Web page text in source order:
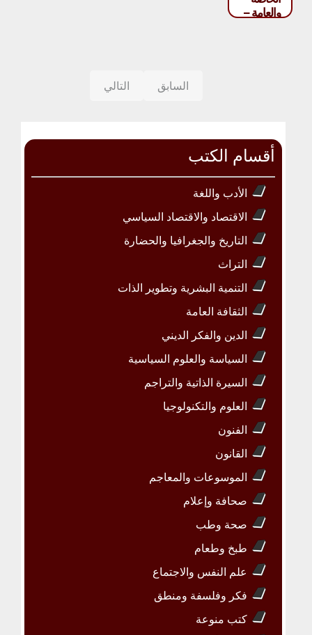
والعامة –
السابق التالي
أقسام الكتب
الأدب واللغة
الاقتصاد والاقتصاد السياسي
التاريخ والجغرافيا والحضارة
التراث
التنمية البشرية وتطوير الذات
الثقافة العامة
الدين والفكر الديني
السياسة والعلوم السياسية
السيرة الذاتية والتراجم
العلوم والتكنولوجيا
الفنون
القانون
الموسوعات والمعاجم
صحافة وإعلام
صحة وطب
طبخ وطعام
علم النفس والاجتماع
فكر وفلسفة ومنطق
كتب منوعة